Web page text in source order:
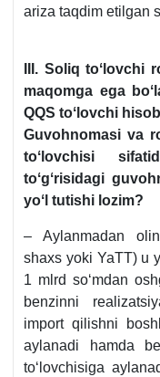
ariza taqdim etilgan
III. Soliq toʻlovchi
maqomga ega
QQS toʻlovchi
Guvohnomasi va
toʻlovchisi
toʻgʻrisidagi
yoʻl tutishi lozim?
– Aylanmadan
shaхs yoki YaTT) u
1 mlrd soʻmdan
benzinni
import qilishni
aylanadi hamda
toʻlovchisiga